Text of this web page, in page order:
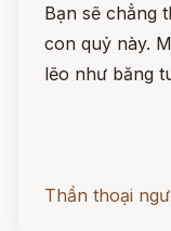
Bạn sẽ chẳng
con quỷ này.
lẽo như băng
Thần thoại